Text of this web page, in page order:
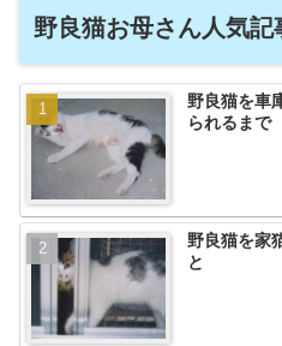
野良猫お母さん人気記
野良猫を車
られるまで
野良猫を家
と